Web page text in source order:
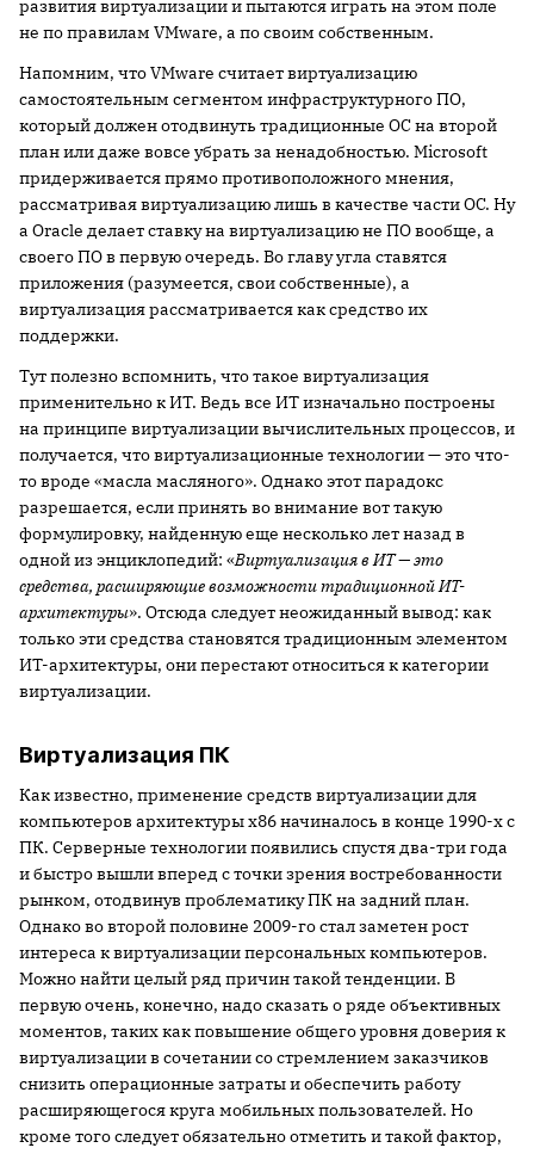
развития виртуализации и пытаются играть на этом поле
не по правилам VMware, а по своим собственным.
Напомним, что VMware считает виртуализацию
самостоятельным сегментом инфраструктурного ПО,
который должен отодвинуть традиционные ОС на второй
план или даже вовсе убрать за ненадобностью. Microsoft
придерживается прямо противоположного мнения,
рассматривая виртуализацию лишь в качестве части ОС. Ну
а Oracle делает ставку на виртуализацию не ПО вообще, а
своего ПО в первую очередь. Во главу угла ставятся
приложения (разумеется, свои собственные), а
виртуализация рассматривается как средство их
поддержки.
Тут полезно вспомнить, что такое виртуализация
применительно к ИТ. Ведь все ИТ изначально построены
на принципе виртуализации вычислительных процессов, и
получается, что виртуализационные технологии — это что-
то вроде «масла масляного». Однако этот парадокс
разрешается, если принять во внимание вот такую
формулировку, найденную еще несколько лет назад в
одной из энциклопедий: «Виртуализация в ИТ — это
средства, расширяющие возможности традиционной ИТ-
архитектуры». Отсюда следует неожиданный вывод: как
только эти средства становятся традиционным элементом
ИТ-архитектуры, они перестают относиться к категории
виртуализации.
Виртуализация ПК
Как известно, применение средств виртуализации для
компьютеров архитектуры x86 начиналось в конце 1990-х с
ПК. Серверные технологии появились спустя два-три года
и быстро вышли вперед с точки зрения востребованности
рынком, отодвинув проблематику ПК на задний план.
Однако во второй половине 2009-го стал заметен рост
интереса к виртуализации персональных компьютеров.
Можно найти целый ряд причин такой тенденции. В
первую очень, конечно, надо сказать о ряде объективных
моментов, таких как повышение общего уровня доверия к
виртуализации в сочетании со стремлением заказчиков
снизить операционные затраты и обеспечить работу
расширяющегося круга мобильных пользователей. Но
кроме того следует обязательно отметить и такой фактор,